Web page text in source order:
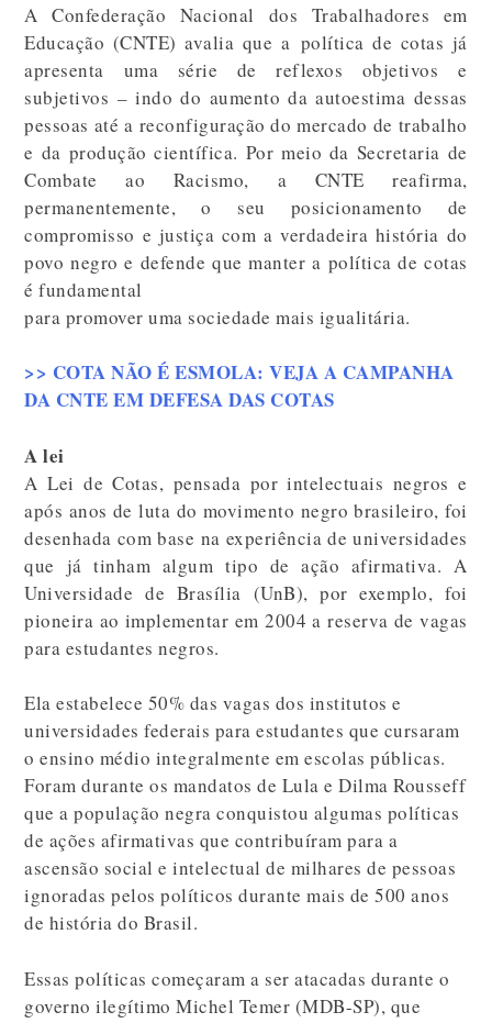
A Confederação Nacional dos Trabalhadores em
Educação (CNTE) avalia que a política de cotas já
apresenta uma série de reflexos objetivos e
subjetivos – indo do aumento da autoestima dessas
pessoas até a reconfiguração do mercado de trabalho
e da produção científica. Por meio da Secretaria de
Combate ao Racismo, a CNTE reafirma,
permanentemente, o seu posicionamento de
compromisso e justiça com a verdadeira história do
povo negro e defende que manter a política de cotas
é fundamental
para promover uma sociedade mais igualitária.
>> COTA NÃO É ESMOLA: VEJA A CAMPANHA
DA CNTE EM DEFESA DAS COTAS
A lei
A Lei de Cotas, pensada por intelectuais negros e
após anos de luta do movimento negro brasileiro, foi
desenhada com base na experiência de universidades
que já tinham algum tipo de ação afirmativa. A
Universidade de Brasília (UnB), por exemplo, foi
pioneira ao implementar em 2004 a reserva de vagas
para estudantes negros.
Ela estabelece 50% das vagas dos institutos e
universidades federais para estudantes que cursaram
o ensino médio integralmente em escolas públicas.
Foram durante os mandatos de Lula e Dilma Rousseff
que a população negra conquistou algumas políticas
de ações afirmativas que contribuíram para a
ascensão social e intelectual de milhares de pessoas
ignoradas pelos políticos durante mais de 500 anos
de história do Brasil.
Essas políticas começaram a ser atacadas durante o
governo ilegítimo Michel Temer (MDB-SP), que